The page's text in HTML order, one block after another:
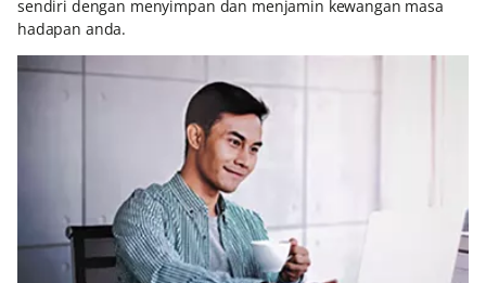
sendiri dengan menyimpan dan menjamin kewangan masa
hadapan anda.